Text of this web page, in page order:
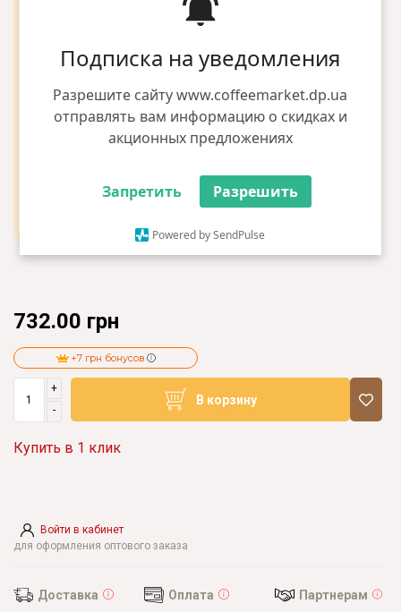
Подписка на уведомления
Разрешите сайту www.coffeemarket.dp.ua
отправлять вам информацию о скидках и
акционных предложениях
Запретить Разрешить
Powered by SendPulse
732.00 грн
+7 грн бонусов
+
-
В корзину
Купить в 1 клик
Войти в кабинет
для оформления оптового заказа
Доставка Оплата Партнерам